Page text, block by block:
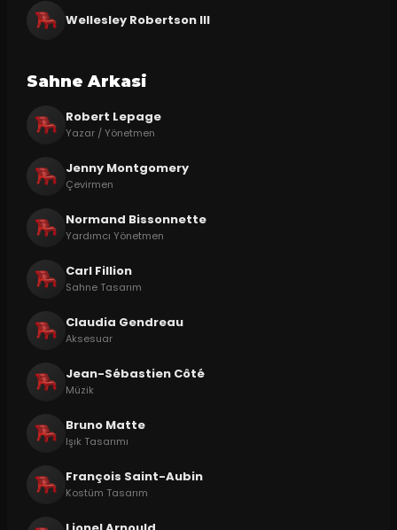
Wellesley Robertson III
Sahne Arkasi
Robert Lepage
Yazar / Yönetmen
Jenny Montgomery
Çevirmen
Normand Bissonnette
Yardımcı Yönetmen
Carl Fillion
Sahne Tasarım
Claudia Gendreau
Aksesuar
Jean-Sébastien Côté
Müzik
Bruno Matte
Işık Tasarımı
François Saint-Aubin
Kostüm Tasarım